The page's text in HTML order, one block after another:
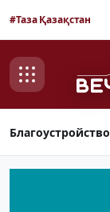
#Таза Қазақстан
Благоустройство